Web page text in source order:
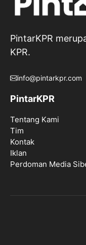
PintarKPR
KPR.
info@pintarkpr.com
PintarKPR
Tentang Kami
Tim
Kontak
Iklan
Perdoman Media